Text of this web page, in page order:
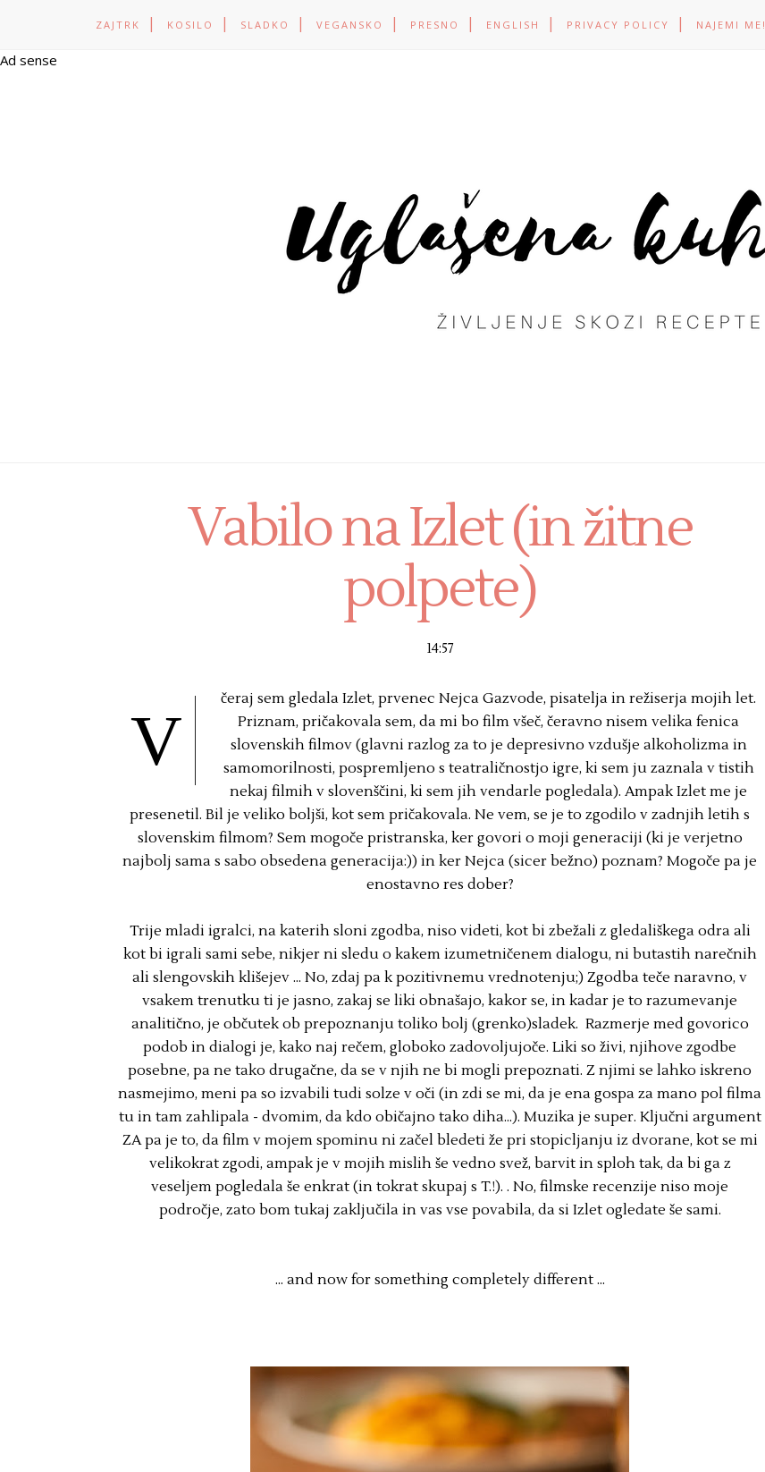
ZAJTRK KOSILO SLADKO VEGANSKO PRESNO ENGLISH PRIVACY POLICY NAJEMI ME!
Ad sense
Vabilo na Izlet (in žitne
polpete)
14:57
V
čeraj sem gledala Izlet, prvenec Nejca Gazvode, pisatelja in režiserja mojih let.
Priznam, pričakovala sem, da mi bo film všeč, čeravno nisem velika fenica
slovenskih filmov (glavni razlog za to je depresivno vzdušje alkoholizma in
samomorilnosti, pospremljeno s teatraličnostjo igre, ki sem ju zaznala v tistih
nekaj filmih v slovenščini, ki sem jih vendarle pogledala). Ampak Izlet me je
presenetil. Bil je veliko boljši, kot sem pričakovala. Ne vem, se je to zgodilo v zadnjih letih s
slovenskim filmom? Sem mogoče pristranska, ker govori o moji generaciji (ki je verjetno
najbolj sama s sabo obsedena generacija:)) in ker Nejca (sicer bežno) poznam? Mogoče pa je
enostavno res dober?
Trije mladi igralci, na katerih sloni zgodba, niso videti, kot bi zbežali z gledališkega odra ali
kot bi igrali sami sebe, nikjer ni sledu o kakem izumetničenem dialogu, ni butastih narečnih
ali slengovskih klišejev ... No, zdaj pa k pozitivnemu vrednotenju;) Zgodba teče naravno, v
vsakem trenutku ti je jasno, zakaj se liki obnašajo, kakor se, in kadar je to razumevanje
analitično, je občutek ob prepoznanju toliko bolj (grenko)sladek. Razmerje med govorico
podob in dialogi je, kako naj rečem, globoko zadovoljujoče. Liki so živi, njihove zgodbe
posebne, pa ne tako drugačne, da se v njih ne bi mogli prepoznati. Z njimi se lahko iskreno
nasmejimo, meni pa so izvabili tudi solze v oči (in zdi se mi, da je ena gospa za mano pol filma
tu in tam zahlipala - dvomim, da kdo običajno tako diha...). Muzika je super. Ključni argument
ZA pa je to, da film v mojem spominu ni začel bledeti že pri stopicljanju iz dvorane, kot se mi
velikokrat zgodi, ampak je v mojih mislih še vedno svež, barvit in sploh tak, da bi ga z
veseljem pogledala še enkrat (in tokrat skupaj s T.!). . No, filmske recenzije niso moje
področje, zato bom tukaj zaključila in vas vse povabila, da si Izlet ogledate še sami.
... and now for something completely different ...